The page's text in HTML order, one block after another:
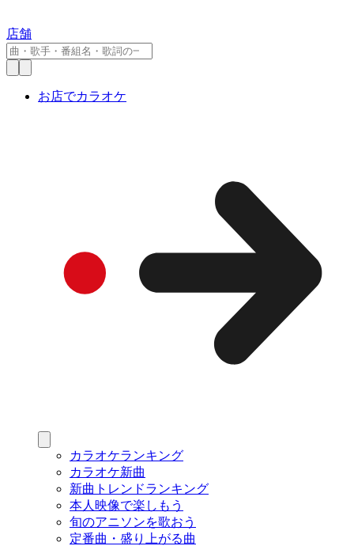
店舗
お店でカラオケ
カラオケランキング
カラオケ新曲
新曲トレンドランキング
本人映像で楽しもう
旬のアニソンを歌おう
定番曲・盛り上がる曲